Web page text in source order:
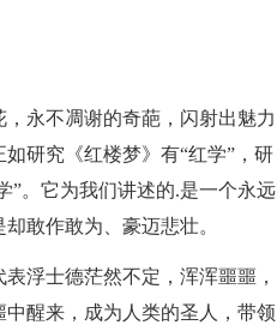
永不凋谢的奇葩，闪射出魅力
研究《红楼梦》有“红学”，研
”。它为我们讲述的.是一个永远
敢作敢为、豪迈悲壮。
浮士德茫然不定，浑浑噩噩，
醒来，成为人类的圣人，带领